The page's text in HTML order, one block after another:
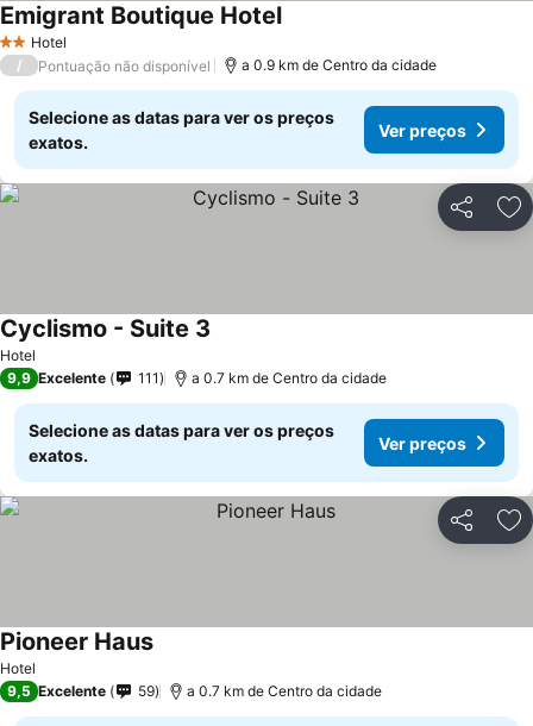
2 Estrelas
Hotel
Emigrant Boutique Hotel
/ Pontuação não disponível a 0.9 km de Centro da cidade
Selecione as datas para ver os preços
exatos.
Ver preços
Partilhar
Hotel
Cyclismo - Suite 3
9,9 Excelente 111 a 0.7 km de Centro da cidade
Selecione as datas para ver os preços
exatos.
Ver preços
Partilhar
Hotel
Pioneer Haus
9,5 Excelente 59 a 0.7 km de Centro da cidade